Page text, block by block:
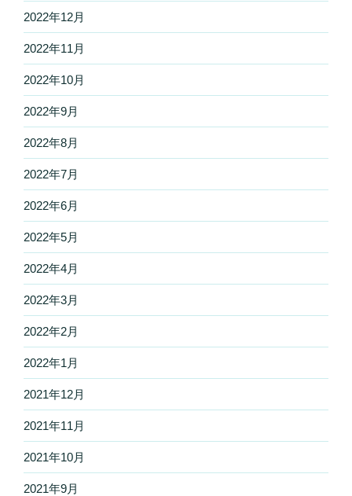
2022年12月
2022年11月
2022年10月
2022年9月
2022年8月
2022年7月
2022年6月
2022年5月
2022年4月
2022年3月
2022年2月
2022年1月
2021年12月
2021年11月
2021年10月
2021年9月